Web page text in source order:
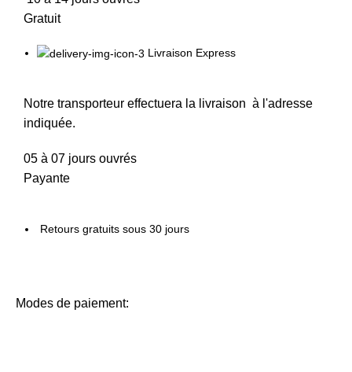
Gratuit
Livraison Express
Notre transporteur effectuera la livraison à l'adresse
indiquée.
05 à 07 jours ouvrés
Payante
Retours gratuits sous 30 jours
Modes de paiement: